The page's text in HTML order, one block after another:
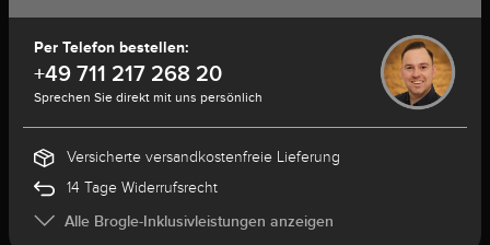
Per Telefon bestellen:
+49 711 217 268 20
Sprechen Sie direkt mit uns persönlich
Versicherte versandkostenfreie Lieferung
14 Tage Widerrufsrecht
Alle Brogle-Inklusivleistungen anzeigen